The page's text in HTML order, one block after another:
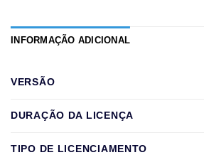
INFORMAÇÃO ADICIONAL
VERSÃO
DURAÇÃO DA LICENÇA
TIPO DE LICENCIAMENTO